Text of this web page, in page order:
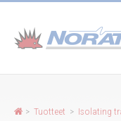
> Tuotteet > Isolating
Evästeiden